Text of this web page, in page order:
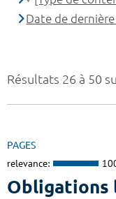
Résultats 26 à 50
PAGES
relevance:
Obligations
Date de